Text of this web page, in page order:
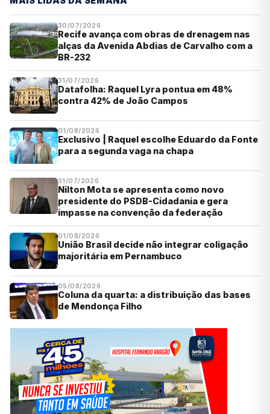
30/07/2026
Recife avança com obras de drenagem nas
alças da Avenida Abdias de Carvalho com a
BR-232
31/07/2026
Datafolha: Raquel Lyra pontua em 48%
contra 42% de João Campos
01/08/2026
Exclusivo | Raquel escolhe Eduardo da Fonte
para a segunda vaga na chapa
31/07/2026
Nilton Mota se apresenta como novo
presidente do PSDB-Cidadania e gera
impasse na convenção da federação
01/08/2026
União Brasil decide não integrar coligação
majoritária em Pernambuco
05/08/2026
Coluna da quarta: a distribuição das bases
de Mendonça Filho